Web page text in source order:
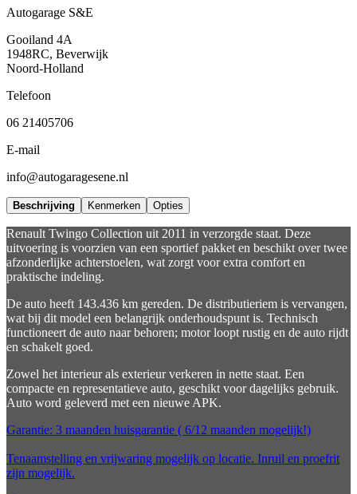
Autogarage S&E
Gooiland 4A
1948RC, Beverwijk
Noord-Holland
Telefoon
06 21405706
E-mail
info@autogaragesene.nl
Beschrijving Kenmerken Opties
Renault Twingo Collection uit 2011 in verzorgde staat. Deze
uitvoering is voorzien van een sportief pakket en beschikt over twee
afzonderlijke achterstoelen, wat zorgt voor extra comfort en
praktische indeling.
De auto heeft 143.436 km gereden. De distributieriem is vervangen,
wat bij dit model een belangrijk onderhoudspunt is. Technisch
functioneert de auto naar behoren; motor loopt rustig en de auto rijdt
en schakelt goed.
Zowel het interieur als exterieur verkeren in nette staat. Een
compacte en representatieve auto, geschikt voor dagelijks gebruik.
Auto word geleverd met een nieuwe APK.
Garantie: 3 maanden huisgarantie ( 6/12 maanden mogelijk!)
Tenaamstelling en vrijwaring mogelijk op locatie. Inruil en proefrit
zijn mogelijk.